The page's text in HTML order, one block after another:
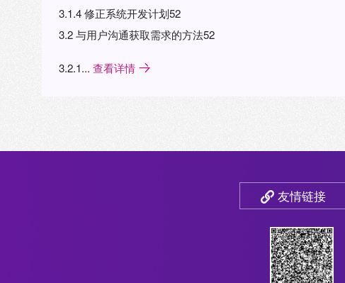
3.1.4 修正系统开发计划52
3.2 与用户沟通获取需求的方法52
3.2.1... 查看详情
友情链接